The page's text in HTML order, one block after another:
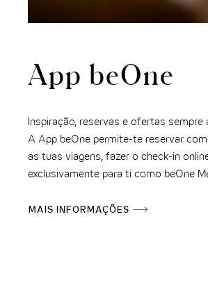
App beOne
Inspiração, reservas e ofertas sempre
A App beOne permite-te reservar
as tuas viagens, fazer o check-in
exclusivamente para ti como beOne
MAIS INFORMAÇÕES